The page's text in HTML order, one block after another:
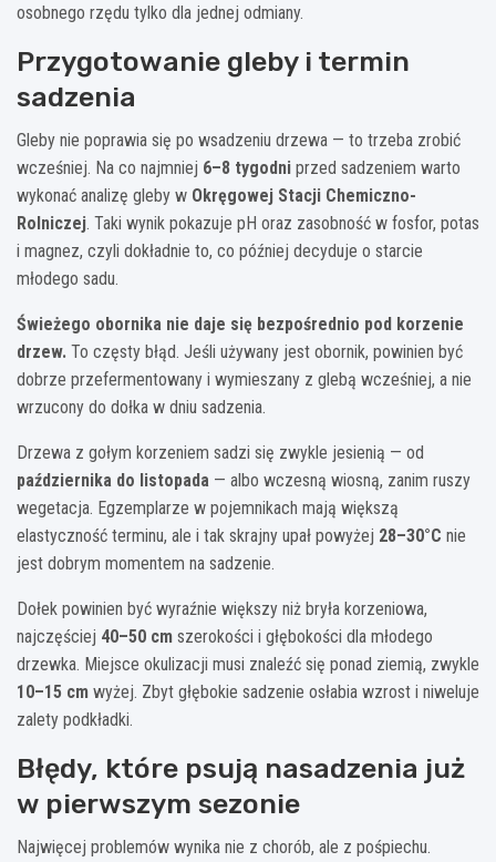
osobnego rzędu tylko dla jednej odmiany.
Przygotowanie gleby i termin
sadzenia
Gleby nie poprawia się po wsadzeniu drzewa — to trzeba zrobić
wcześniej. Na co najmniej 6–8 tygodni przed sadzeniem warto
wykonać analizę gleby w Okręgowej Stacji Chemiczno-
Rolniczej. Taki wynik pokazuje pH oraz zasobność w fosfor, potas
i magnez, czyli dokładnie to, co później decyduje o starcie
młodego sadu.
Świeżego obornika nie daje się bezpośrednio pod korzenie
drzew. To częsty błąd. Jeśli używany jest obornik, powinien być
dobrze przefermentowany i wymieszany z glebą wcześniej, a nie
wrzucony do dołka w dniu sadzenia.
Drzewa z gołym korzeniem sadzi się zwykle jesienią — od
października do listopada — albo wczesną wiosną, zanim ruszy
wegetacja. Egzemplarze w pojemnikach mają większą
elastyczność terminu, ale i tak skrajny upał powyżej 28–30°C nie
jest dobrym momentem na sadzenie.
Dołek powinien być wyraźnie większy niż bryła korzeniowa,
najczęściej 40–50 cm szerokości i głębokości dla młodego
drzewka. Miejsce okulizacji musi znaleźć się ponad ziemią, zwykle
10–15 cm wyżej. Zbyt głębokie sadzenie osłabia wzrost i niweluje
zalety podkładki.
Błędy, które psują nasadzenia już
w pierwszym sezonie
Najwięcej problemów wynika nie z chorób, ale z pośpiechu.